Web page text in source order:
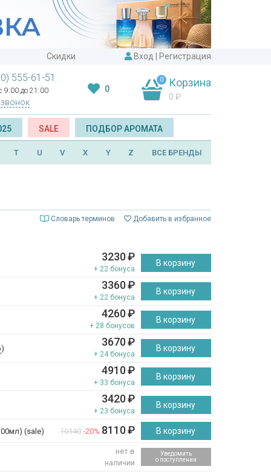
Скидки Вход Регистрация
555-61-51
9:00 до 21:00 0
0 Корзина
0 ₽
SALE ПОДБОР АРОМАТА
T U V X Y Z ВСЕ БРЕНДЫ
Словарь терминов Добавить в избранное
3230₽
+ 22 бонуса
В корзину
3360₽
+ 22 бонуса
В корзину
4260₽
+ 28 бонусов
В корзину
) 3670₽
+ 24 бонуса
В корзину
4910₽
+ 33 бонуса
В корзину
3420₽
+ 23 бонуса
В корзину
(sale) 10140 -20% 8110₽ В корзину
нет в
наличии
Уведомить
о поступлении